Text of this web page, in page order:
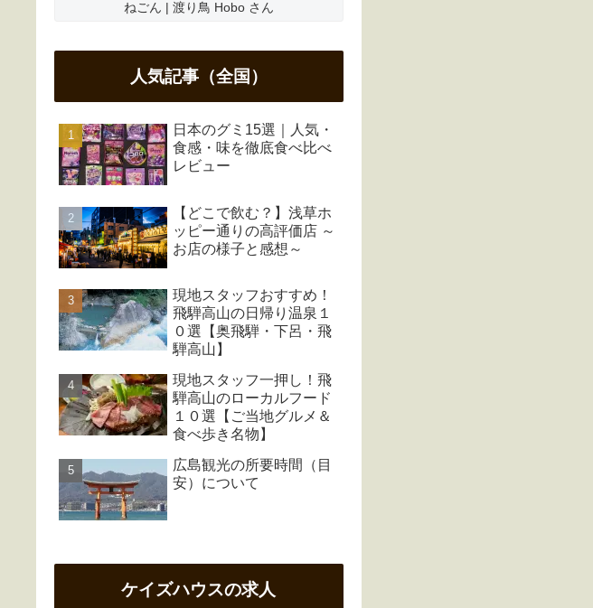
ねごん | 渡り鳥 Hobo さん
人気記事（全国）
日本のグミ15選｜人気・
食感・味を徹底食べ比べ
レビュー
【どこで飲む？】浅草ホ
ッピー通りの高評価店 ～
お店の様子と感想～
現地スタッフおすすめ！
飛騨高山の日帰り温泉１
０選【奥飛騨・下呂・飛
騨高山】
現地スタッフ一押し！飛
騨高山のローカルフード
１０選【ご当地グルメ＆
食べ歩き名物】
広島観光の所要時間（目
安）について
ケイズハウスの求人